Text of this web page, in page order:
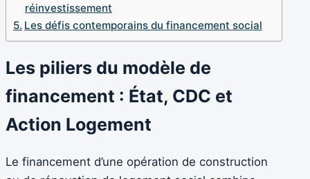
réinvestissement
Les défis contemporains du financement social
Les piliers du modèle de
financement : État, CDC et
Action Logement
Le financement d’une opération de construction